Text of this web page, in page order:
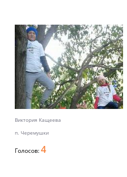
Виктория Кащеева
п. Черемушки
Голосов:4